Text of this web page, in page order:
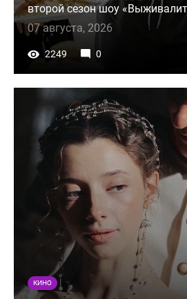
второй сезон шоу
07 августа, 2026
2249 0
КИНО